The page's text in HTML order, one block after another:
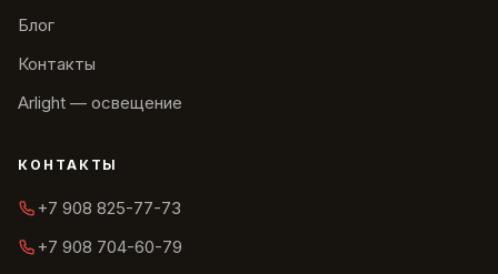
Блог
Контакты
Arlight — освещение
КОНТАКТЫ
+7 908 825-77-73
+7 908 704-60-79